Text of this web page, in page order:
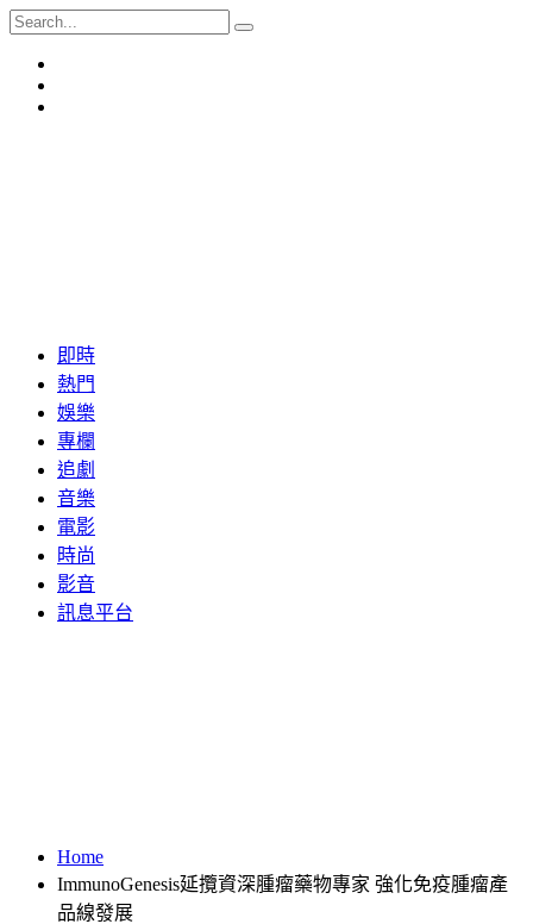
即時
熱門
娛樂
專欄
追劇
音樂
電影
時尚
影音
訊息平台
Home
ImmunoGenesis延攬資深腫瘤藥物專家 強化免疫腫瘤產
品線發展